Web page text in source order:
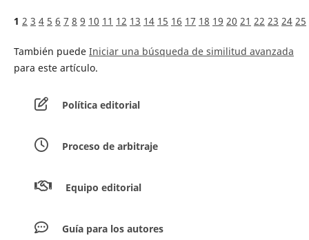
1 2 3 4 5 6 7 8 9 10 11 12 13 14 15 16 17 18 19 20 21 22 23 24 25
También puede Iniciar una búsqueda de similitud avanzada
para este artículo.
Política editorial
Proceso de arbitraje
Equipo editorial
Guía para los autores